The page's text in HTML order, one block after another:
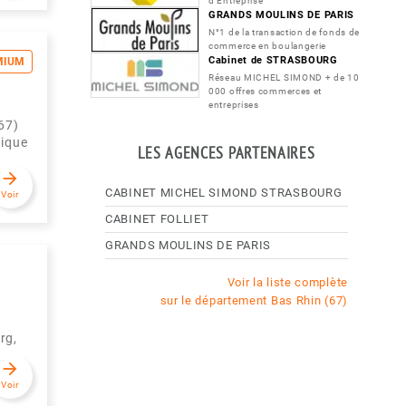
arrow_forward
Voir
arrow_forward
Voir
GRANDS MOULINS DE PARIS
N°1 de la transaction de fonds de
commerce en boulangerie
Cabinet de STRASBOURG
Réseau MICHEL SIMOND + de 10
000 offres commerces et
entreprises
LES AGENCES PARTENAIRES
CABINET MICHEL SIMOND STRASBOURG
CABINET FOLLIET
GRANDS MOULINS DE PARIS
Voir la liste complète
sur le département Bas Rhin (67)